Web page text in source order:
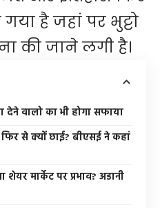
है जहां पर भुट्टो
की जाने लगी है।
वालो का भी होगा सफाया
से क्यों छाई? बीएसई ने कहां
शेयर मार्केट पर प्रभाव? अडानी